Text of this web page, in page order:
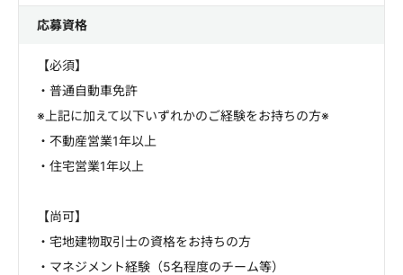
応募資格
【必須】
・普通自動車免許
※上記に加えて以下いずれかのご経験をお持ちの方※
・不動産営業1年以上
・住宅営業1年以上
【尚可】
・宅地建物取引士の資格をお持ちの方
・マネジメント経験（5名程度のチーム等）